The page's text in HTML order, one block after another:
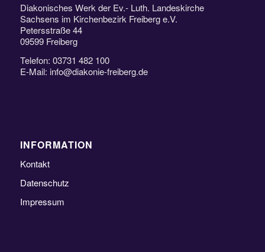
Diakonisches Werk der Ev.- Luth. Landeskirche
Sachsens im Kirchenbezirk Freiberg e.V.
Petersstraße 44
09599 Freiberg
Telefon: 03731 482 100
E-Mail: info@diakonie-freiberg.de
INFORMATION
Kontakt
Datenschutz
Impressum